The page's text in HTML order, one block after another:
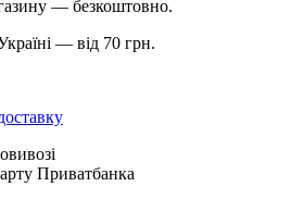
— безкоштовно.
— від 70 грн.
Приватбанка